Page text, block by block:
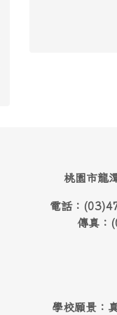
桃園市龍
電話：
傳真
學校願景：